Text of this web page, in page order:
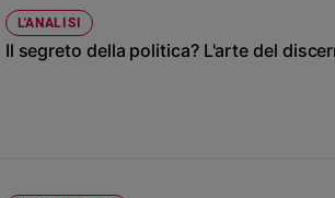
Papa
Chiesa
L'ANALISI
Il segreto della politica? L'arte del